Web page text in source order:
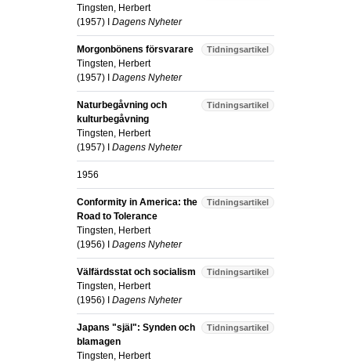
Tingsten, Herbert
(1957) I Dagens Nyheter
Tidningsartikel
Morgonbönens försvarare
Tingsten, Herbert
(1957) I Dagens Nyheter
Tidningsartikel
Naturbegåvning och
kulturbegåvning
Tingsten, Herbert
(1957) I Dagens Nyheter
1956
Tidningsartikel
Conformity in America: the
Road to Tolerance
Tingsten, Herbert
(1956) I Dagens Nyheter
Tidningsartikel
Välfärdsstat och socialism
Tingsten, Herbert
(1956) I Dagens Nyheter
Tidningsartikel
Japans "själ": Synden och
blamagen
Tingsten, Herbert